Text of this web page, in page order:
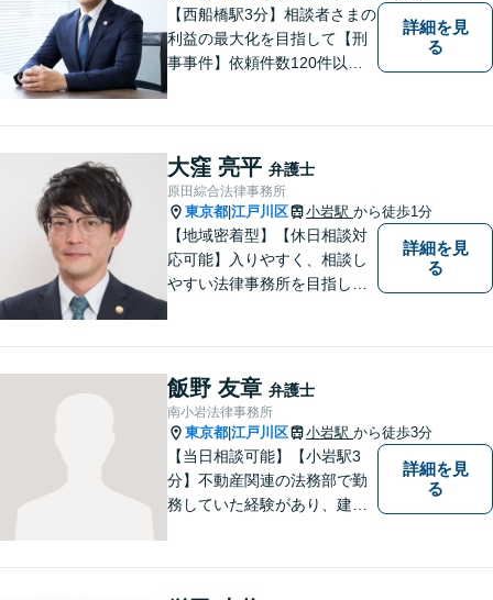
【西船橋駅3分】相談者さまの
利益の最大化を目指して【刑
事事件】依頼件数120件以
豊富な対応実績。セカンドオ
ピニオンも可能です【初回相
談無料】【夜間／土日祝日対
応可】
詳細を見
る
大窪 亮平 弁護士
原田綜合法律事務所
東京都 江戸川区 小岩駅 から徒歩1分
【地域密着型】【休日相談対
応可能】入りやすく、相談し
やすい法律事務所を目指して
に対応可能。是非一度お気軽
にご相談ください。
詳細を見
る
飯野 友章 弁護士
南小岩法律事務所
東京都 江戸川区 小岩駅 から徒歩3分
【当日相談可能】【小岩駅3
分】不動産関連の法務部で勤
務していた経験があり、建築
詳細を見
る